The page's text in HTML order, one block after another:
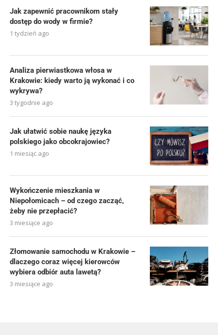
Jak zapewnić pracownikom stały
dostęp do wody w firmie?
1 tydzień ago
Analiza pierwiastkowa włosa w
Krakowie: kiedy warto ją wykonać i co
wykrywa?
3 tygodnie ago
Jak ułatwić sobie naukę języka
polskiego jako obcokrajowiec?
1 miesiąc ago
Wykończenie mieszkania w
Niepołomicach – od czego zacząć,
żeby nie przepłacić?
3 miesiące ago
Złomowanie samochodu w Krakowie –
dlaczego coraz więcej kierowców
wybiera odbiór auta lawetą?
3 miesiące ago